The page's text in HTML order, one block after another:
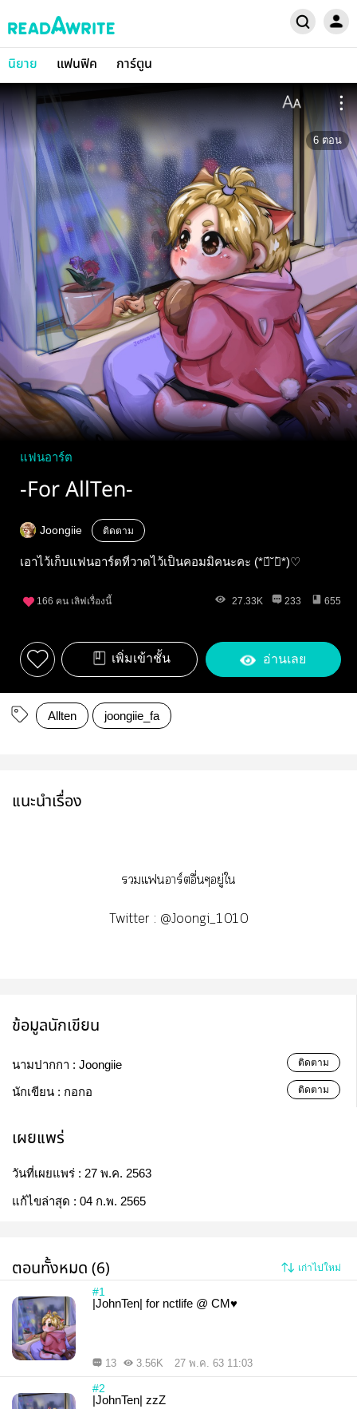
นิยาย แฟนฟิค การ์ตูน
6 ตอน
แฟนอาร์ต
-For AllTen-
Joongiie ติดตาม
เอาไว้เก็บแฟนอาร์ตที่วาดไว้เป็นคอมมิคนะคะ (*ฅ́˘ฅ̀*)♡
166 คน เลิฟเรื่องนี้ 27.33K 233 655
เพิ่มเข้าชั้น อ่านเลย
Allten joongiie_fa
แนะนำเรื่อง
แอาร์ตอื่นๆอยู่ใ
Twitter : @Joongi_1010
ข้อมูลนักเขียน
นามปากกา : Joongiie ติดตาม
นักเขียน : กอกอ ติดตาม
เผยแพร่
วันที่เผยแพร่ : 27 พ.ค. 2563
แก้ไขล่าสุด : 04 ก.พ. 2565
ตอนทั้งหมด (6) เก่าไปใหม่
#1
|JohnTen| for nctlife @ CM♥
13 3.56K 27 พ.ค. 63 11:03
#2
|JohnTen| zzZ